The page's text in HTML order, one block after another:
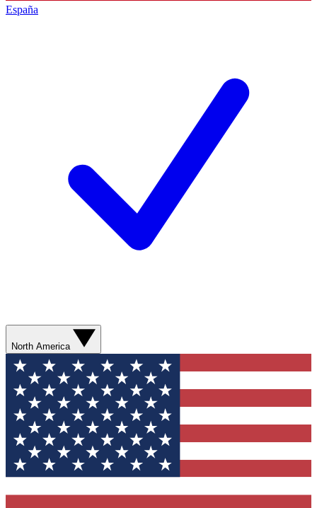
España
North America